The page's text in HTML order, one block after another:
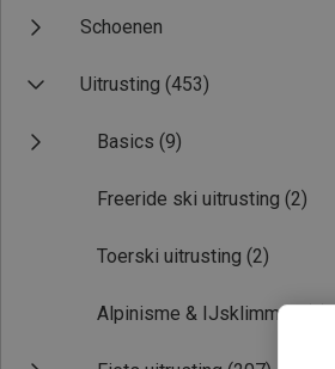
Schoenen
Uitrusting (453)
Basics (9)
Freeride ski uitrusting (2)
Toerski uitrusting (2)
Alpinisme & IJsklimmen